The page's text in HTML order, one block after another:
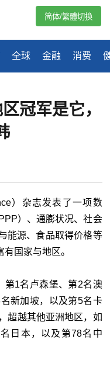
全球 金融 消费
简体/繁體切換
冠军是它，
）杂志发表了一项数
）、通膨状况、社会
能源、食品取得价格等
国家与地区。
第1名卢森堡、第2名澳
新加坡，以及第5名卡
超越其他亚洲地区，如
日本，以及第78名中